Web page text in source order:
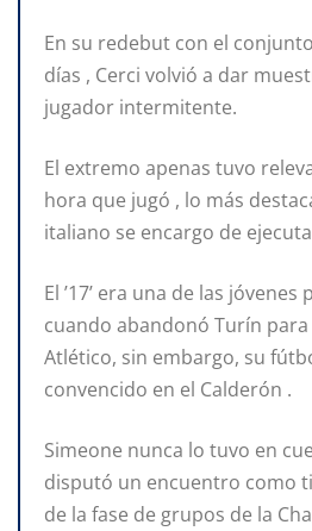
En su redebut con el
días , Cerci volvió a dar
jugador intermitente.
El extremo apenas tuvo
hora que jugó , lo más
italiano se encargo de
El ’17’ era una de las
cuando abandonó Turín
Atlético, sin embargo, su
convencido en el Calderón .
Simeone nunca lo tuvo en
disputó un encuentro como
de la fase de grupos de la